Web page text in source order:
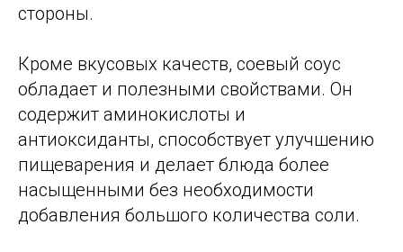
стороны.
Кроме вкусовых качеств, соевый соус
обладает и полезными свойствами. Он
содержит аминокислоты и
антиоксиданты, способствует улучшению
пищеварения и делает блюда более
насыщенными без необходимости
добавления большого количества соли.